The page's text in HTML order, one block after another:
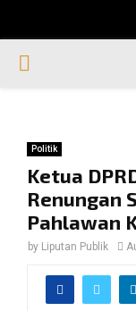
PRIMARY
Politik
Ketua
Renungan
Pahlawan
by Liputan Publik